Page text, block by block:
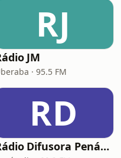
RJ
JM
· 95.5 FM
RD
Rádio Difusora Penápolis